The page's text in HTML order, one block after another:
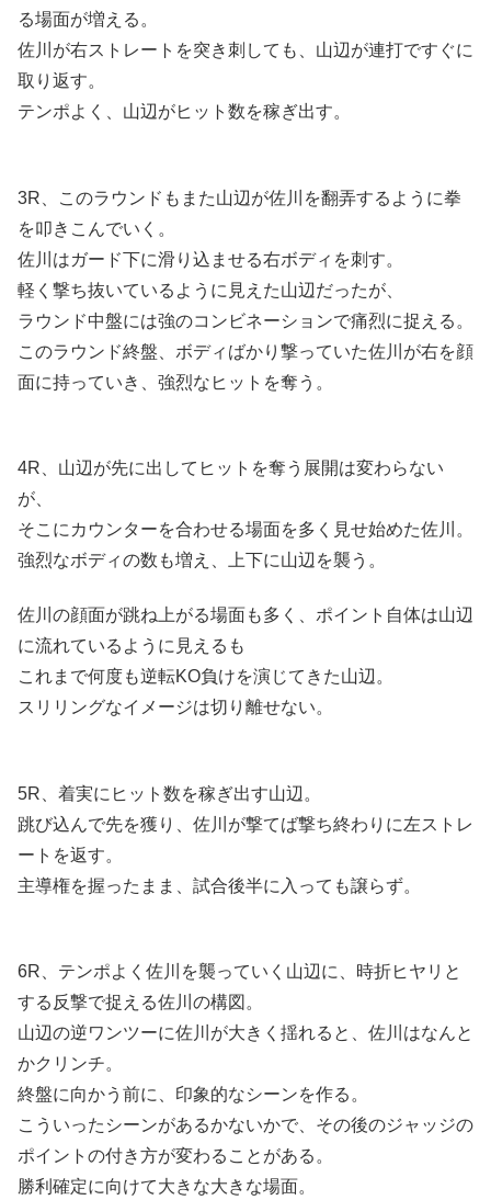
る場面が増える。
佐川が右ストレートを突き刺しても、山辺が連打ですぐに
取り返す。
テンポよく、山辺がヒット数を稼ぎ出す。
3R、このラウンドもまた山辺が佐川を翻弄するように拳
を叩きこんでいく。
佐川はガード下に滑り込ませる右ボディを刺す。
軽く撃ち抜いているように見えた山辺だったが、
ラウンド中盤には強のコンビネーションで痛烈に捉える。
このラウンド終盤、ボディばかり撃っていた佐川が右を顔
面に持っていき、強烈なヒットを奪う。
4R、山辺が先に出してヒットを奪う展開は変わらない
が、
そこにカウンターを合わせる場面を多く見せ始めた佐川。
強烈なボディの数も増え、上下に山辺を襲う。
佐川の顔面が跳ね上がる場面も多く、ポイント自体は山辺
に流れているように見えるも
これまで何度も逆転KO負けを演じてきた山辺。
スリリングなイメージは切り離せない。
5R、着実にヒット数を稼ぎ出す山辺。
跳び込んで先を獲り、佐川が撃てば撃ち終わりに左ストレ
ートを返す。
主導権を握ったまま、試合後半に入っても譲らず。
6R、テンポよく佐川を襲っていく山辺に、時折ヒヤリと
する反撃で捉える佐川の構図。
山辺の逆ワンツーに佐川が大きく揺れると、佐川はなんと
かクリンチ。
終盤に向かう前に、印象的なシーンを作る。
こういったシーンがあるかないかで、その後のジャッジの
ポイントの付き方が変わることがある。
勝利確定に向けて大きな大きな場面。